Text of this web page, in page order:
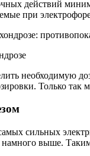
действий
при
необходимую
Только так
сильных
намного выше.